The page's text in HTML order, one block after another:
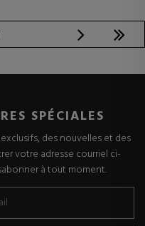
SPÉCIALES
des nouvelles et des
votre adresse courriel ci-
à tout moment.